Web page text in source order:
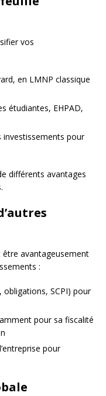
vos
en LMNP classique
étudiantes, EHPAD,
investissements pour
différents avantages
être avantageusement
:
SCPI) pour
pour sa fiscalité
pour